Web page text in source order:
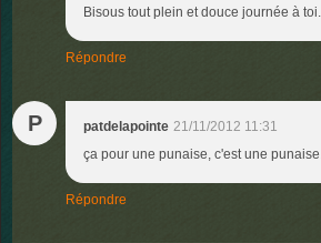
Bisous tout plein et douce journée à toi.
Répondre
P patdelapointe 21/11/2012 11:31
ça pour une punaise, c'est une
Répondre